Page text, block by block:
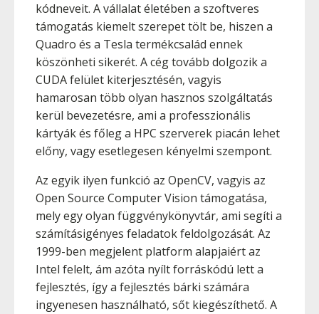
kódneveit. A vállalat életében a szoftveres
támogatás kiemelt szerepet tölt be, hiszen a
Quadro és a Tesla termékcsalád ennek
köszönheti sikerét. A cég tovább dolgozik a
CUDA felület kiterjesztésén, vagyis
hamarosan több olyan hasznos szolgáltatás
kerül bevezetésre, ami a professzionális
kártyák és főleg a HPC szerverek piacán lehet
előny, vagy esetlegesen kényelmi szempont.
Az egyik ilyen funkció az OpenCV, vagyis az
Open Source Computer Vision támogatása,
mely egy olyan függvénykönyvtár, ami segíti a
számításigényes feladatok feldolgozását. Az
1999-ben megjelent platform alapjaiért az
Intel felelt, ám azóta nyílt forráskódú lett a
fejlesztés, így a fejlesztés bárki számára
ingyenesen használható, sőt kiegészíthető. A